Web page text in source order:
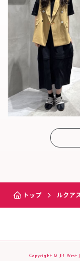
トップ ルクア
Copyright © JR West